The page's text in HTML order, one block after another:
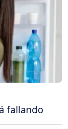
fallando